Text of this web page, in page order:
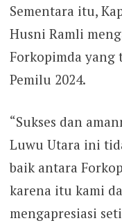
Sementara itu,
Husni Ramli
Forkopimda yang
Pemilu 2024.
“Sukses dan
Luwu Utara ini
baik antara
karena itu kami
mengapresiasi